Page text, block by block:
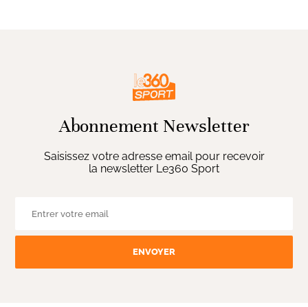
Abonnement Newsletter
Saisissez votre adresse email pour recevoir
la newsletter Le360 Sport
ENVOYER